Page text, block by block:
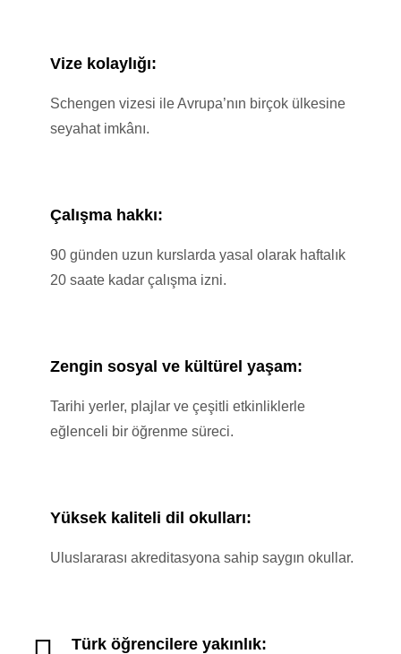
Dubai
Grup Yaz Okulları
Hakkımızda
İletişim
Vize kolaylığı:
Schengen vizesi ile Avrupa’nın birçok ülkesine
seyahat imkânı.
Çalışma hakkı:
90 günden uzun kurslarda yasal olarak haftalık
20 saate kadar çalışma izni.
Zengin sosyal ve kültürel yaşam:
Tarihi yerler, plajlar ve çeşitli etkinliklerle
eğlenceli bir öğrenme süreci.
Yüksek kaliteli dil okulları:
Uluslararası akreditasyona sahip saygın okullar.
Türk öğrencilere yakınlık: